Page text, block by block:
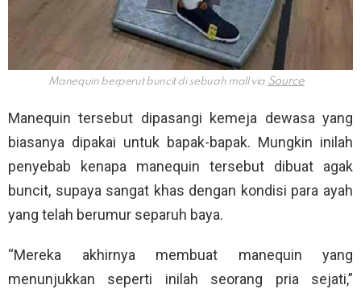
Manequin berperut buncit di sebuah mall via
Manequin tersebut dipasangi kemeja dewasa yang
biasanya dipakai untuk bapak-bapak. Mungkin inilah
penyebab kenapa manequin tersebut dibuat agak
buncit, supaya sangat khas dengan kondisi para ayah
yang telah berumur separuh baya.
“Mereka akhirnya membuat manequin yang
menunjukkan seperti inilah seorang pria sejati,”